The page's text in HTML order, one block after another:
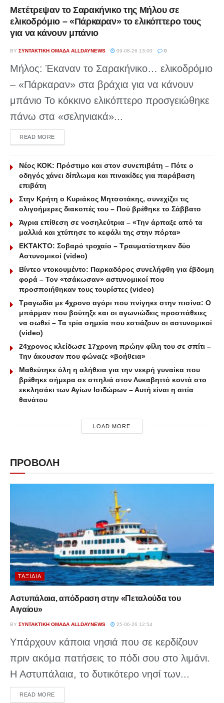
Μετέτρεψαν το Σαρακήνικο της Μήλου σε
ελικοδρόμιο – «Πάρκαραν» το ελικόπτερο τους
για να κάνουν μπάνιο
BY ΣΥΝΤΑΚΤΙΚΉ ΟΜΆΔΑ ALLDAYNEWS 09-08-26 13:00 0
Μήλος: Έκαναν το Σαρακήνικο… ελικοδρόμιο
– «Πάρκαραν» στα βράχια για να κάνουν
μπάνιο Το κόκκινο ελικόπτερο προσγειώθηκε
πάνω στα «σεληνιακά»...
READ MOREDETAILS
Νέος ΚΟΚ: Πρόστιμο και στον συνεπιβάτη – Πότε ο
οδηγός χάνει δίπλωμα και πινακίδες για παράβαση
επιβάτη
Στην Κρήτη ο Κυριάκος Μητσοτάκης, συνεχίζει τις
ολιγοήμερες διακοπές του – Πού βρέθηκε το Σάββατο
Άγρια επίθεση σε νοσηλεύτρια – «Την άρπαξε από τα
μαλλιά και χτύπησε το κεφάλι της στην πόρτα»
ΕΚΤΑΚΤΟ: Σοβαρό τροχαίο – Τραυματίστηκαν δύο
Αστυνομικοί (video)
Βίντεο ντοκουμέντο: Παρκαδόρος συνελήφθη για έβδομη
φορά – Τον «τσάκωσαν» αστυνομικοί που
προσποιήθηκαν τους τουρίστες (video)
Τραγωδία με 4χρονο αγόρι που πνίγηκε στην πισίνα: O
μπάρμαν που βούτηξε και οι αγωνιώδεις προσπάθειες
να σωθεί – Τα τρία σημεία που εστιάζουν οι αστυνομικοί
(video)
24χρονος κλείδωσε 17χρονη πρώην φίλη του σε σπίτι –
Την άκουσαν που φώναζε «βοήθεια»
Μαθεύτηκε όλη η αλήθεια για την νεκρή γυναίκα που
βρέθηκε σήμερα σε σπηλιά στον Λυκαβηττό κοντά στο
εκκλησάκι των Αγίων Ισιδώρων – Αυτή είναι η αιτία
θανάτου
LOAD MORE
ΠΡΟΒΟΛΗ
ΤΑΞΊΔΙΑ
Αστυπάλαια, απόδραση στην «Πεταλούδα του
Αιγαίου»
BY ΣΥΝΤΑΚΤΙΚΉ ΟΜΆΔΑ ALLDAYNEWS 25-06-26 12:54
Υπάρχουν κάποια νησιά που σε κερδίζουν
πριν ακόμα πατήσεις το πόδι σου στο λιμάνι.
Η Αστυπάλαια, το δυτικότερο νησί των...
READ MOREDETAILS